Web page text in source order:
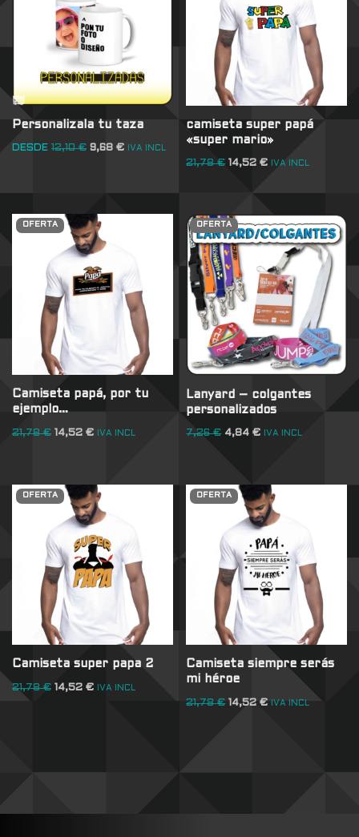
Personalizala tu taza
DESDE 12,10€ 9,68 € IVA INCL
camiseta super papá
«super mario»
21,78€ 14,52€ IVA INCL
OFERTA
Camiseta papá, por tu
ejemplo…
21,78€ 14,52 € IVA INCL
OFERTA
Lanyard – colgantes
personalizados
7,26€ 4,84€ IVA INCL
OFERTA
Camiseta super papa 2
21,78€ 14,52 € IVA INCL
OFERTA
Camiseta siempre serás
mi héroe
21,78€ 14,52€ IVA INCL